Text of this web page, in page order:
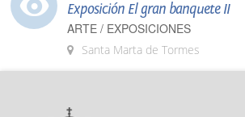
Exposición El gran banquete II
ARTE / EXPOSICIONES
Santa Marta de Tormes